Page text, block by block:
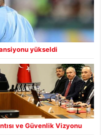
yükseldi
ve Güvenlik Vizyonu